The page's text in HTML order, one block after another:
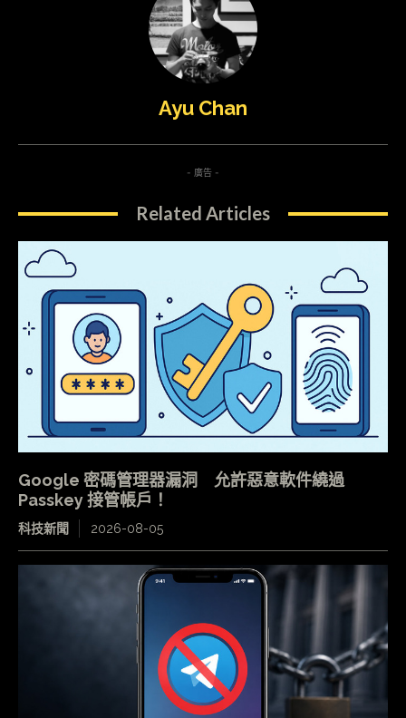
Ayu Chan
- 廣告 -
Related Articles
Google 密碼管理器漏洞 允許惡意軟件繞過
Passkey 接管帳戶！
科技新聞 2026-08-05